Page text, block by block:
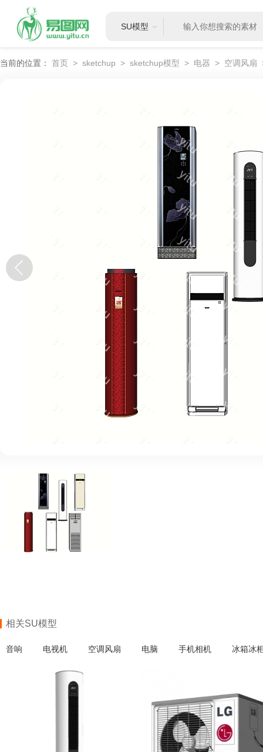
SU模型
当前的位置： 首页 > sketchup > sketchup模型 > 电器 > 空调风扇
相关SU模型
音响 电视机 空调风扇 电脑 手机相机 冰箱冰